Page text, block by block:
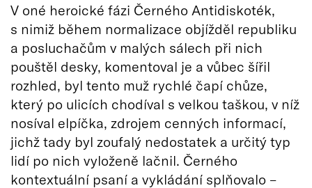
V oné heroické fázi Černého Antidiskoték,
s nimiž během normalizace objížděl republiku
a posluchačům v malých sálech při nich
pouštěl desky, komentoval je a vůbec šířil
rozhled, byl tento muž rychlé čapí chůze,
který po ulicích chodíval s velkou taškou, v níž
nosíval elpíčka, zdrojem cenných informací,
jichž tady byl zoufalý nedostatek a určitý typ
lidí po nich vyloženě lačnil. Černého
kontextuální psaní a vykládání splňovalo –